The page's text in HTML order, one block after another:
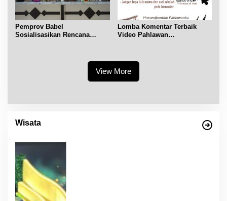
Pemprov Babel
Sosialisasikan Rencana
Lomba Komentar Terbaik
Video Pahlawan
View More
Wisata